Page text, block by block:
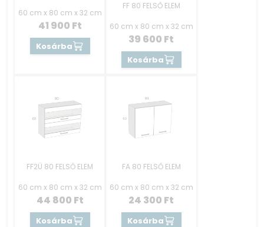
60 cm x 80 cm x 32 cm
41 900 Ft
Kosárba
FF 80 FELSŐ ELEM
60 cm x 80 cm x 32 cm
39 600 Ft
Kosárba
FF2Ü 80 FELSŐ ELEM
60 cm x 80 cm x 32 cm
44 800 Ft
Kosárba
FA 80 FELSŐ ELEM
60 cm x 80 cm x 32 cm
24 300 Ft
Kosárba